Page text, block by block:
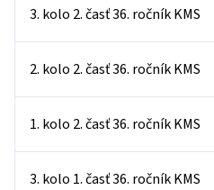
3. kolo 2. časť 36. ročník KMS
2. kolo 2. časť 36. ročník KMS
1. kolo 2. časť 36. ročník KMS
3. kolo 1. časť 36. ročník KMS